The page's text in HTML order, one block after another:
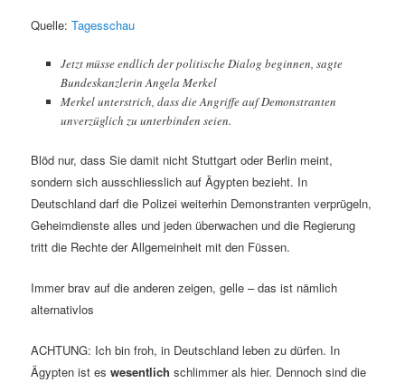
Quelle:Tagesschau
Jetzt müsse endlich der politische Dialog beginnen, sagte
Bundeskanzlerin Angela Merkel
Merkel unterstrich, dass die Angriffe auf Demonstranten
unverzüglich zu unterbinden seien.
Blöd nur, dass Sie damit nicht Stuttgart oder Berlin meint,
sondern sich ausschliesslich auf Ägypten bezieht. In
Deutschland darf die Polizei weiterhin Demonstranten verprügeln,
Geheimdienste alles und jeden überwachen und die Regierung
tritt die Rechte der Allgemeinheit mit den Füssen.
Immer brav auf die anderen zeigen, gelle – das ist nämlich
alternativlos
ACHTUNG: Ich bin froh, in Deutschland leben zu dürfen. In
Ägypten ist eswesentlich schlimmer als hier. Dennoch sind die